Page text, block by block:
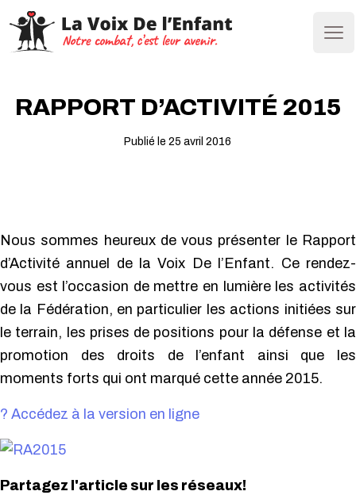
RAPPORT D’ACTIVITÉ 2015
Publié le 25 avril 2016
Nous sommes heureux de vous présenter le Rapport
d’Activité annuel de la Voix De l’Enfant. Ce rendez-
vous est l’occasion de mettre en lumière les activités
de la Fédération, en particulier les actions initiées sur
le terrain, les prises de positions pour la défense et la
promotion des droits de l’enfant ainsi que les
moments forts qui ont marqué cette année 2015.
? Accédez à la version en ligne
Partagez l'article sur les réseaux!